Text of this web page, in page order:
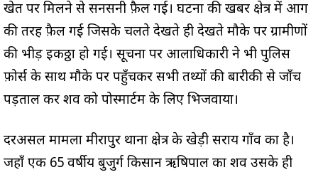
खेत पर मिलने से सनसनी फ़ैल गई। घटना की खबर क्षेत्र में आग
की तरह फ़ैल गई जिसके चलते देखते ही देखते मौके पर ग्रामीणों
की भीड़ इकठ्ठा हो गई। सूचना पर आलाधिकारी ने भी पुलिस
फ़ोर्स के साथ मौके पर पहुँचकर सभी तथ्यों की बारीकी से जाँच
पड़ताल कर शव को पोस्मार्टम के लिए भिजवाया।
दरअसल मामला मीरापुर थाना क्षेत्र के खेड़ी सराय गाँव का है।
जहाँ एक 65 वर्षीय बुजुर्ग किसान ऋषिपाल का शव उसके ही